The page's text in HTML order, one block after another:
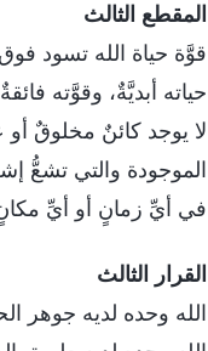
المقطع الثالث
قوَّة حياة الله تسود
حياته أبديَّةٌ، وقوَّته
لا يوجد كائنٌ مخلوقٌ
الموجودة والتي تشعُّ
في أيِّ زمانٍ أو أيِّ
القرار الثالث
الله وحده لديه جوهر